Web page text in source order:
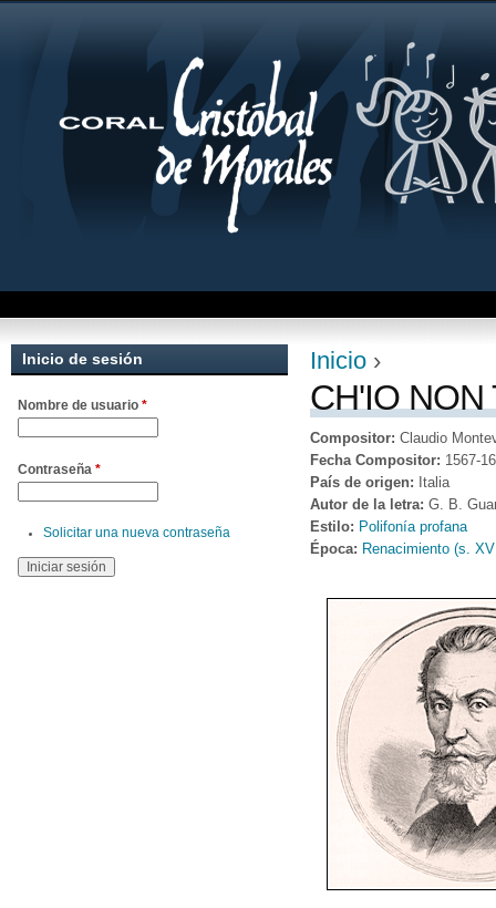
Se encuentra
Inicio ›
CH'IO NON
Compositor: Claudio
Fecha Compositor: 1567-
País de origen: Italia
Autor de la letra: G. B.
Estilo: Polifonía profana
Época: Renacimiento (s.
Inicio de sesión
Nombre de usuario *
Contraseña *
Solicitar una nueva contraseña